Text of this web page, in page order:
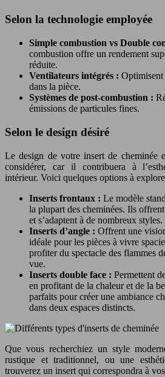
Selon la technologie employée
Simple combustion vs Double
combustion offre un rendement
réduite.
Ventilateurs intégrés :
dans la pièce.
Systèmes de post-combustion :
émissions de particules fines.
Selon le design désiré
Le design de votre insert de cheminée
considérer, car il contribuera à
intérieur. Voici quelques options à
Inserts frontaux : Le modèle
la plupart des cheminées. Ils
et s’adaptent à de nombreux styles.
Inserts d’angle : Offrent une
idéale pour les pièces à vivre
profiter du spectacle des flammes
vue.
Inserts double face : Permettent
en profitant de la chaleur et de la
parfaits pour créer une ambiance
dans deux espaces distincts.
Que vous recherchiez un style
rustique et traditionnel, ou une
trouverez un insert qui correspondra à